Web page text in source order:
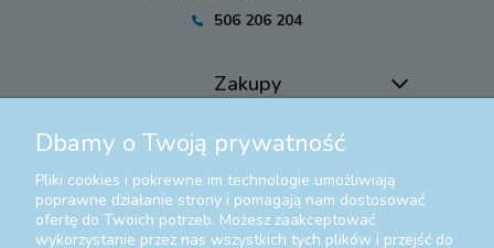
506 206 204
Zakupy
Pomoc
Moje konto
Dbamy o Twoją prywatność
Pliki cookies i pokrewne im technologie umożliwiają
poprawne działanie strony i pomagają nam dostosować
ofertę do Twoich potrzeb. Możesz zaakceptować
wykorzystanie przez nas wszystkich tych plików i przejść do